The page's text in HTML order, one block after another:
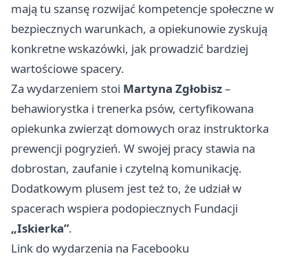
mają tu szansę rozwijać kompetencje społeczne w
bezpiecznych warunkach, a opiekunowie zyskują
konkretne wskazówki, jak prowadzić bardziej
wartościowe spacery.
Za wydarzeniem stoi Martyna Zgłobisz–
behawiorystka i trenerka psów, certyfikowana
opiekunka zwierząt domowych oraz instruktorka
prewencji pogryzień. W swojej pracy stawia na
dobrostan, zaufanie i czytelną komunikację.
Dodatkowym plusem jest też to, że udział w
spacerach wspiera podopiecznych Fundacji
„Iskierka”.
Link do wydarzenia na Facebooku